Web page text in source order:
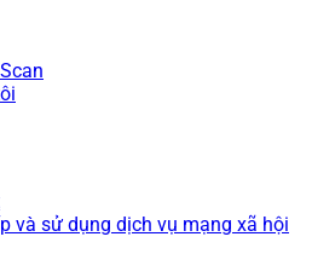
và sử dụng dịch vụ mạng xã hội